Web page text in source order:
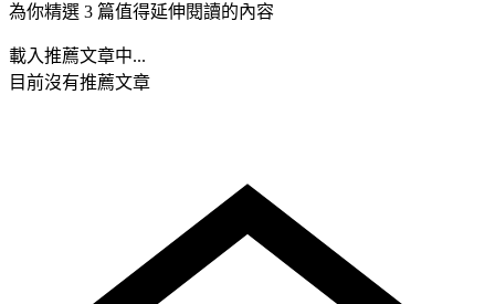
為你精選 3 篇值得延伸閱讀的內容
載入推薦文章中...
目前沒有推薦文章